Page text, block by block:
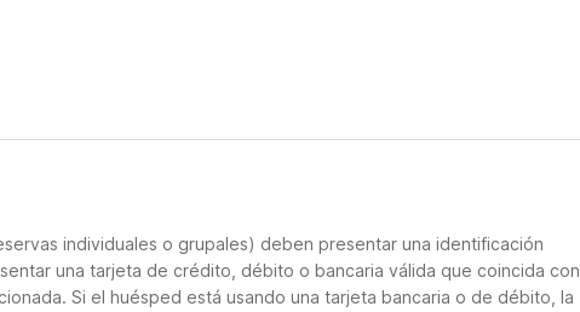
individuales o grupales) deben presentar una identificación
una tarjeta de crédito, débito o bancaria válida que coincida con
Si el huésped está usando una tarjeta bancaria o de débito, la